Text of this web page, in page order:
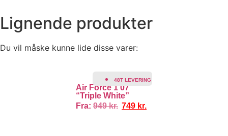
Lignende produkter
Du vil måske kunne lide disse varer:
48T LEVERING
Air Force 1 07
“Triple White”
Fra: 949kr. 749 kr.